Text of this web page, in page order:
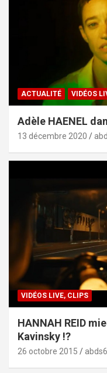
ACTUALITÉ VIDÉOS
Adèle HAENEL
13 décembre 2020
VIDÉOS LIVE, CLIPS
HANNAH REID
Kavinsky !?
26 octobre 2015